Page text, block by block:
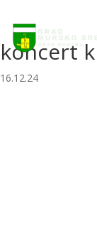
koncert
16.12.24